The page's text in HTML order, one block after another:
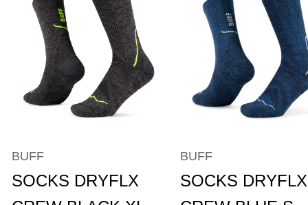
BUFF
SOCKS DRYFLX
BUFF
SOCKS DRYFLX